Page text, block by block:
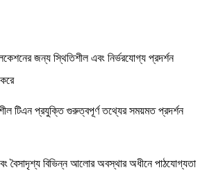
জন্য স্থিতিশীল এবং নির্ভরযোগ্য প্রদর্শন
টিএন প্রযুক্তি গুরুত্বপূর্ণ তথ্যের সময়মত প্রদর্শন
বৈসাদৃশ্য বিভিন্ন আলোর অবস্থার অধীনে পাঠযোগ্যতা